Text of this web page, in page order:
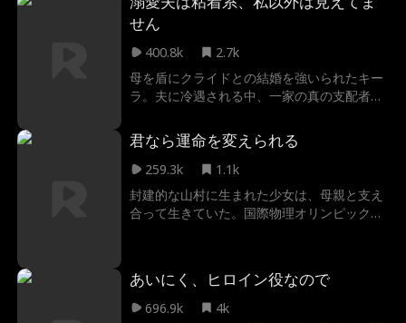
る。 しかし、彼にはある秘密があった。かつ
ての事故で足が不自由になり、車椅子での生
活を送っていたのだ。 だがそれは、心の傷が
原因の機能性障害。 純真な姜梨の献身的な愛
に触れ、斯年の心は溶け始め、ついに立ち上
がる力を取り戻す。さらに姜梨は、類まれな
に。 そして自分の出生のを知る——彼女こ
そ、世界的ジュエリーマスター・楊婉青が生
き別れた実の娘だった。 全てを手に入れた二
人は、かつて自分を裏切った者たちを追い詰
め、華麗なる復讐を果たす。
せん
400.8k
2.7k
母を盾にクライドとの結婚を強いられたキー
ラ。夫に冷遇される中、一家の真の支配者で
人が迎えるのは未来か、それとも破滅か？
君なら運命を変えられる
259.3k
1.1k
封建的な山村に生まれた少女は、母親と支え
合って生きていた。国際物理オリンピックで
にも知事が彼女に救いの手を差し伸べ、理想
の大学への進学を果たした。数年にわたる努
あいにく、ヒロイン役なので
696.9k
4k